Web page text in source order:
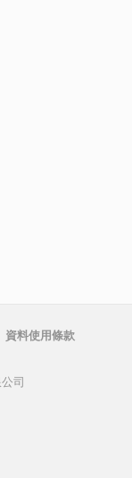
資料使用條款
司